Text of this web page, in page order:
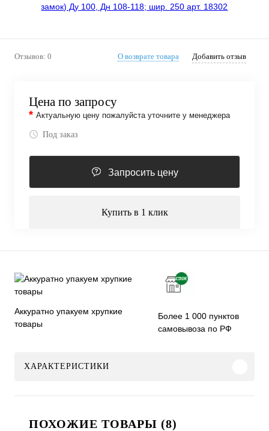
Отзывов: 0 О возврате товара Добавить отзыв
Цена по запросу
* Актуальную цену пожалуйста уточните у менеджера
Под заказ
Запросить цену
Купить в 1 клик
Аккуратно упакуем хрупкие
товары
Более 1 000 пунктов
самовывоза по РФ
ХАРАКТЕРИСТИКИ
ПОХОЖИЕ ТОВАРЫ (8)